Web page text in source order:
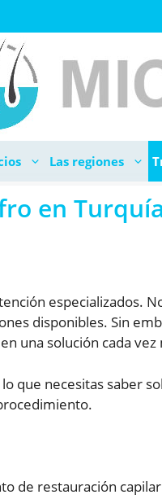
Las regiones
en Turquía
disponibles. Sin
una solución cada
que necesitas saber
de restauración